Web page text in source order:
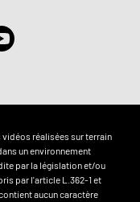
réalisées sur terrain
un environnement
par la législation et/ou
par l'article L.362-1 et
aucun caractère